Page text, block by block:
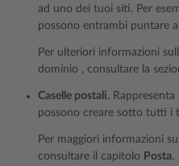
ad uno dei tuoi siti. Per
possono entrambi puntare
Per ulteriori informazioni
dominio , consultare la
Caselle postali.
possono creare sotto tutti i
Per maggiori informazioni
consultare il capitolo Posta.